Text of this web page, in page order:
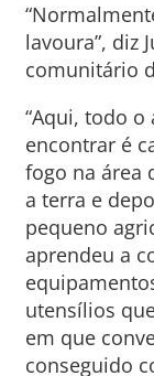
lavoura”, diz
comunitário
“Aqui, todo o
encontrar é
fogo na área
a terra e
pequeno
aprendeu a
utensílios
em que
conseguido